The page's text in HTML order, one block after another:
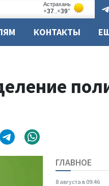
КОНТАКТЫ
ГЛАВНОЕ
8 августа в 09:46